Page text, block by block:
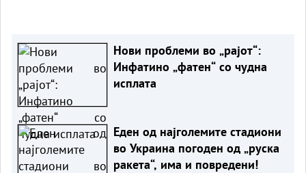
Нови проблеми во „рајот“:
Инфатино „фатен“ со чудна
исплата
Еден од најголемите стадиони
во Украина погоден од „руска
ракета“, има и повредени!